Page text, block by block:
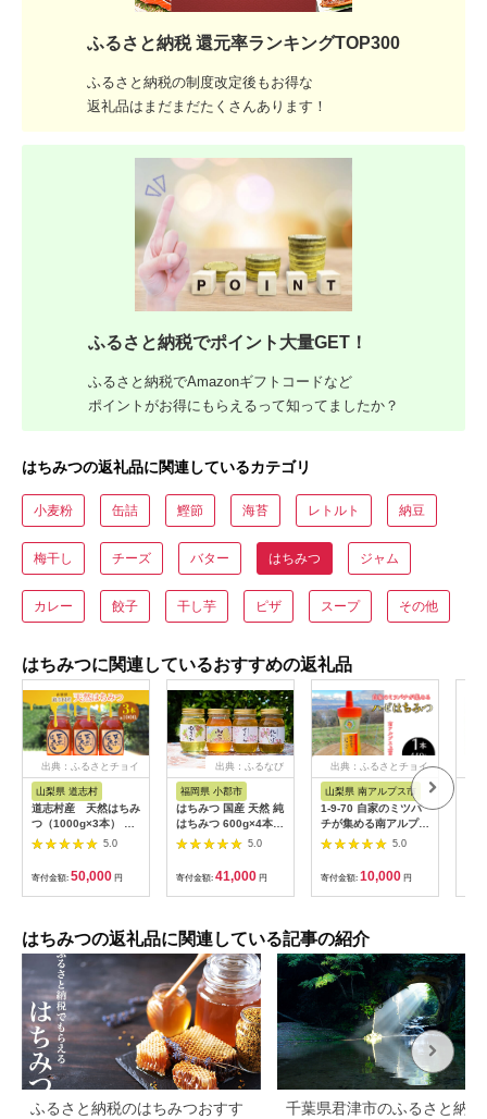
ふるさと納税 還元率ランキングTOP300
ふるさと納税の制度改定後もお得な
返礼品はまだまだたくさんあります！
ふるさと納税でポイント大量GET！
ふるさと納税でAmazonギフトコードなど
ポイントがお得にもらえるって知ってましたか？
はちみつの返礼品に関連しているカテゴリ
小麦粉 缶詰 鰹節 海苔 レトルト 納豆
梅干し チーズ バター はちみつ ジャム
カレー 餃子 干し芋 ピザ スープ その他
はちみつに関連しているおすすめの返礼品
出典：ふるさとチョイ
山梨県 道志村
道志村産 天然はちみ
つ（1000g×3本） ふ
るさと納税 はちみつ
ハチミツ 蜂蜜 ハニー
パン 食パン 山梨県 道
志村 送料無料
DSD003
5.0
寄付金額: 50,000 円
出典：ふるなび
福岡県 小郡市
はちみつ 国産 天然 純
はちみつ 600g×4本セ
ット れんげ＆やまみ
つ＆さくら＆もちのき
ハチミツ 蜂蜜
5.0
寄付金額: 41,000 円
出典：ふるさとチョイ
ス
山梨県 南アルプス市
1-9-70 自家のミツバ
チが集める南アルプス
上宮地産 ハゼ蜜 注
ぎ型ボトル 440g １本
5.0
寄付金額: 10,000 円
はちみつの返礼品に関連している記事の紹介
ふるさと納税のはちみつおすす
千葉県君津市のふるさと納税